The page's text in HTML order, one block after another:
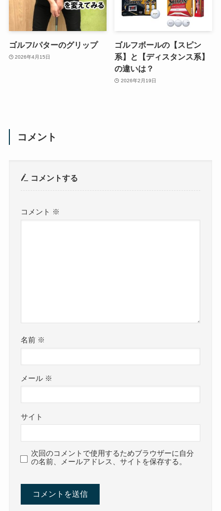
ゴルフ/パターのグリップ
2026年4月15日
ゴルフボールの【スピン
系】と【ディスタンス系】
の違いは？
2026年2月19日
コメント
コメントする
コメント ※
名前 ※
メール ※
サイト
次回のコメントで使用するためブラウザーに自分
の名前、メールアドレス、サイトを保存する。